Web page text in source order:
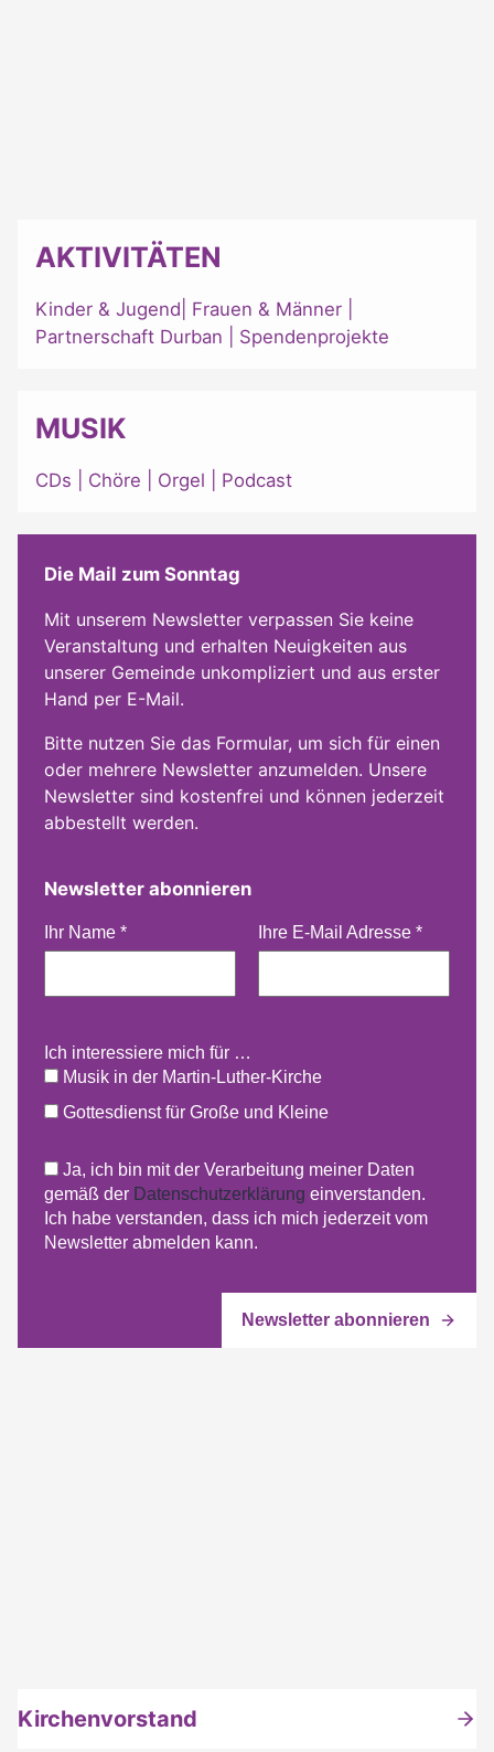
AKTIVITÄTEN
Kinder & Jugend Frauen & Männer
Partnerschaft Durban
Spendenprojekte
MUSIK
CDs Chöre Orgel Podcast
Die Mail zum Sonntag
Mit unserem Newsletter verpassen Sie keine
Veranstaltung und erhalten Neuigkeiten aus
unserer Gemeinde unkompliziert und aus erster
Hand per E-Mail.
Bitte nutzen Sie das Formular, um sich für einen
oder mehrere Newsletter anzumelden. Unsere
Newsletter sind kostenfrei und können jederzeit
abbestellt werden.
Newsletter abonnieren
Ihr Name * Ihre E-Mail Adresse *
Ich interessiere mich für …
Musik in der Martin-Luther-Kirche
Gottesdienst für Große und Kleine
Ja, ich bin mit der Verarbeitung meiner Daten
gemäß der Datenschutzerklärung einverstanden.
Ich habe verstanden, dass ich mich jederzeit vom
Newsletter abmelden kann.
Kirchenvorstand